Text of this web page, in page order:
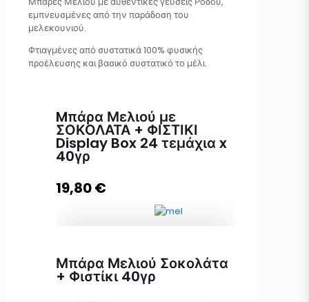
εμπνευσμένες από την παράδοση του
μελεκουνιού.
Φτιαγμένες από συστατικά 100% φυσικής
προέλευσης και βασικό συστατικό το μέλι.
Mπάρα Μελιού με
ΣΟΚΟΛΑΤΑ + ΦΙΣΤΙΚΙ
Display Box 24 τεμάχια x
40γρ
19,80€
Mπάρα Μελιού με ΣΟΚΟΛΑΤΑ +
ΦΙΣΤΙΚΙ Display Box 24 τεμάχια x
40γρ ποσότητα
Μπάρα Μελιού Σοκολάτα
+ Φιστίκι 40γρ